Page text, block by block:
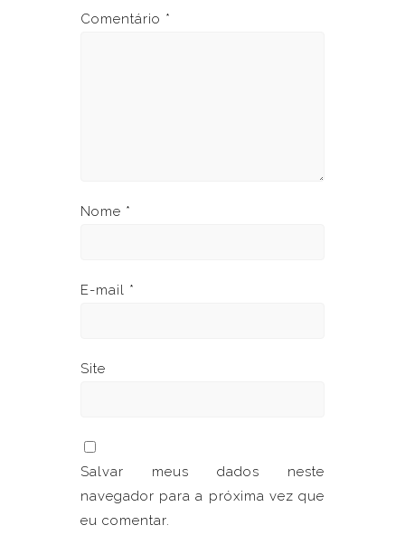
Comentário *
Nome *
E-mail *
Site
Salvar meus dados neste
navegador para a próxima vez que
eu comentar.